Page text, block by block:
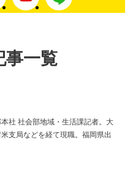
事一覧
社 社会部地域・生活課記者。大
支局などを経て現職。福岡県出